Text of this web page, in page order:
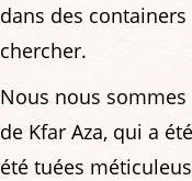
dans des
chercher.
Nous nous
de Kfar Aza, qui a
été tuées